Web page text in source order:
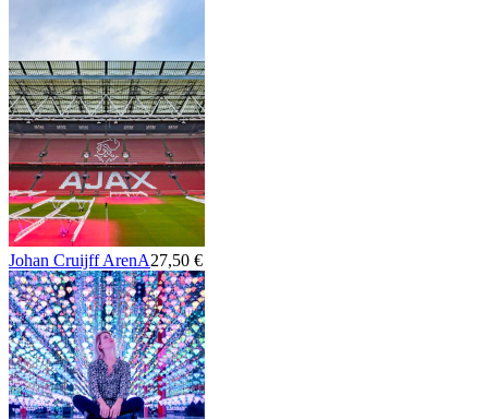
Johan Cruijff ArenA27,50 €